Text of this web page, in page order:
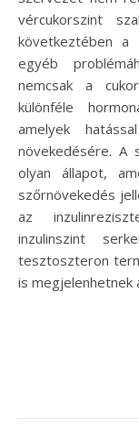
vércukorszint
következtében a
egyéb
nemcsak a
különféle
amelyek
növekedésére. A
olyan állapot,
szőrnövekedés
az
inzulinszint
tesztoszteron
is